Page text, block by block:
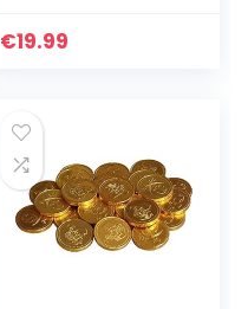
| Cadeau |
Kinderen | Man |
Vrouw | Marine
€19.99